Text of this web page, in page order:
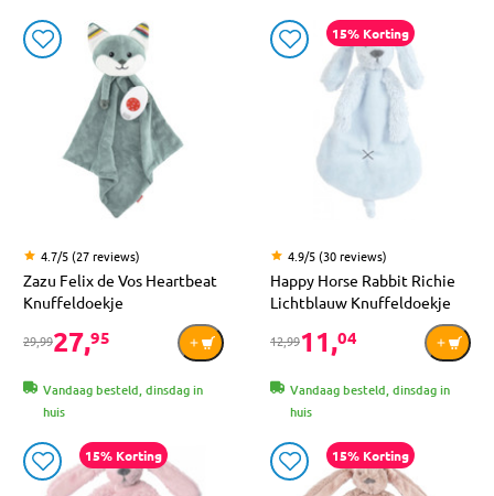
4.7/5 (27 reviews)
Zazu Felix de Vos Heartbeat
Knuffeldoekje
29,9927,95
Vandaag besteld, dinsdag in
huis
15% Korting
4.9/5 (30 reviews)
Happy Horse Rabbit Richie
Lichtblauw Knuffeldoekje
12,9911,04
Vandaag besteld, dinsdag in
huis
15% Korting 15% Korting